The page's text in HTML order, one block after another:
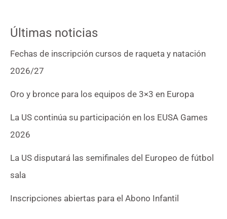
Últimas noticias
Fechas de inscripción cursos de raqueta y natación
2026/27
Oro y bronce para los equipos de 3×3 en Europa
La US continúa su participación en los EUSA Games
2026
La US disputará las semifinales del Europeo de fútbol
sala
Inscripciones abiertas para el Abono Infantil